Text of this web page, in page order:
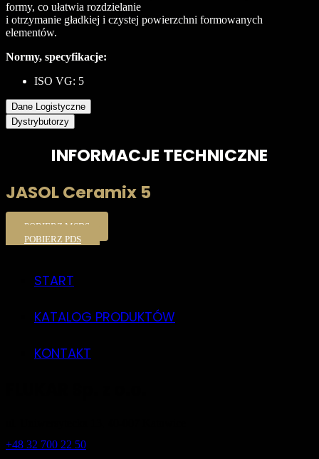
formy, co ułatwia rozdzielanie
i otrzymanie gładkiej i czystej powierzchni formowanych
elementów.
Normy, specyfikacje:
ISO VG: 5
Dane Logistyczne
Dystrybutorzy
INFORMACJE TECHNICZNE
JASOL Ceramix 5
POBIERZ MSDS
POBIERZ PDS
START
KATALOG PRODUKTÓW
KONTAKT
+48 32 700 22 50